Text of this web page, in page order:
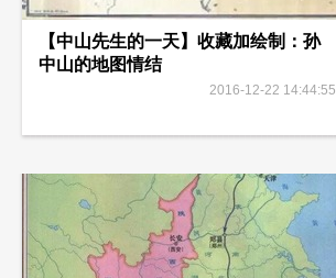
【中山先生的一天】收藏加绘制：孙
中山的地图情结
2016-12-22 14:44:55